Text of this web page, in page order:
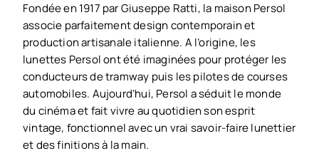
Fondée en 1917 par Giuseppe Ratti, la maison Persol
associe parfaitement design contemporain et
production artisanale italienne. A l’origine, les
lunettes Persol ont été imaginées pour protéger les
conducteurs de tramway puis les pilotes de courses
automobiles. Aujourd’hui, Persol a séduit le monde
du cinéma et fait vivre au quotidien son esprit
vintage, fonctionnel avec un vrai savoir-faire lunettier
et des finitions à la main.